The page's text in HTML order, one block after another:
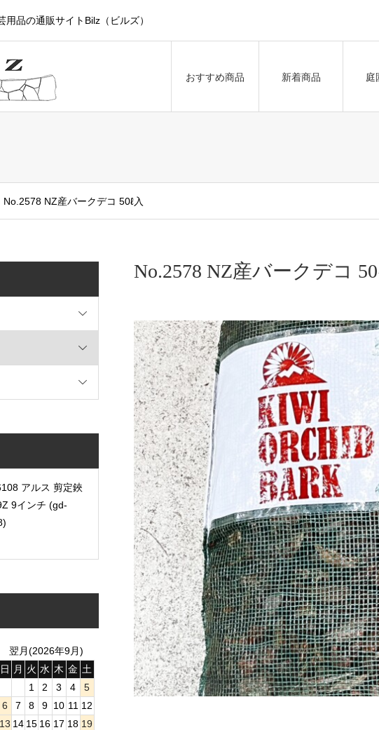
品の通販サイトBilz（ビルズ）
おすすめ商品 新着商品 庭
No.2578 NZ産バークデコ 50ℓ入
No.2578 NZ産バークデコ
アルス 剪定鋏
9インチ (gd-
翌月(2026年9月)
日
月 火 水 木 金 土
1
2 3 4
5
6
7 8 9 10 11 12
13 14 15 16 17 18 19